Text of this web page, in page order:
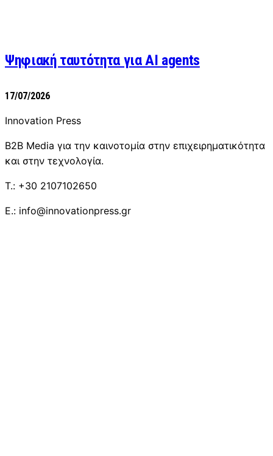
Ψηφιακή ταυτότητα για AI agents
17/07/2026
Innovation Press
B2B Media για την καινοτομία στην επιχειρηματικότητα
και στην τεχνολογία.
T.: +30 2107102650
E.: info@innovationpress.gr